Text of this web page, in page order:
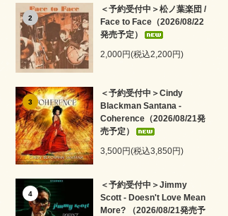
2
＜予約受付中＞松ノ葉楽団 /
Face to Face（2026/08/22
発売予定）
2,000円(税込2,200円)
3
＜予約受付中＞Cindy
Blackman Santana -
Coherence（2026/08/21発
売予定）
3,500円(税込3,850円)
4
＜予約受付中＞Jimmy
Scott - Doesn't Love Mean
More? （2026/08/21発売予